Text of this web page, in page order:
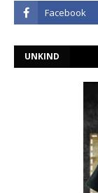
UNKIND